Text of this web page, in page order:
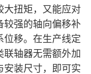
大扭矩，又能应对
较强的轴向偏移补
位移。在生产线定
联轴器无需额外加
安装尺寸，即可实